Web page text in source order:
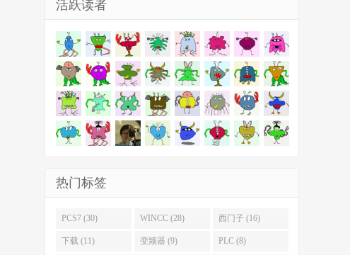
活跃读者
热门标签
PCS7 (30) WINCC (28) 西门子 (16)
下载 (11) 变频器 (9) PLC (8)